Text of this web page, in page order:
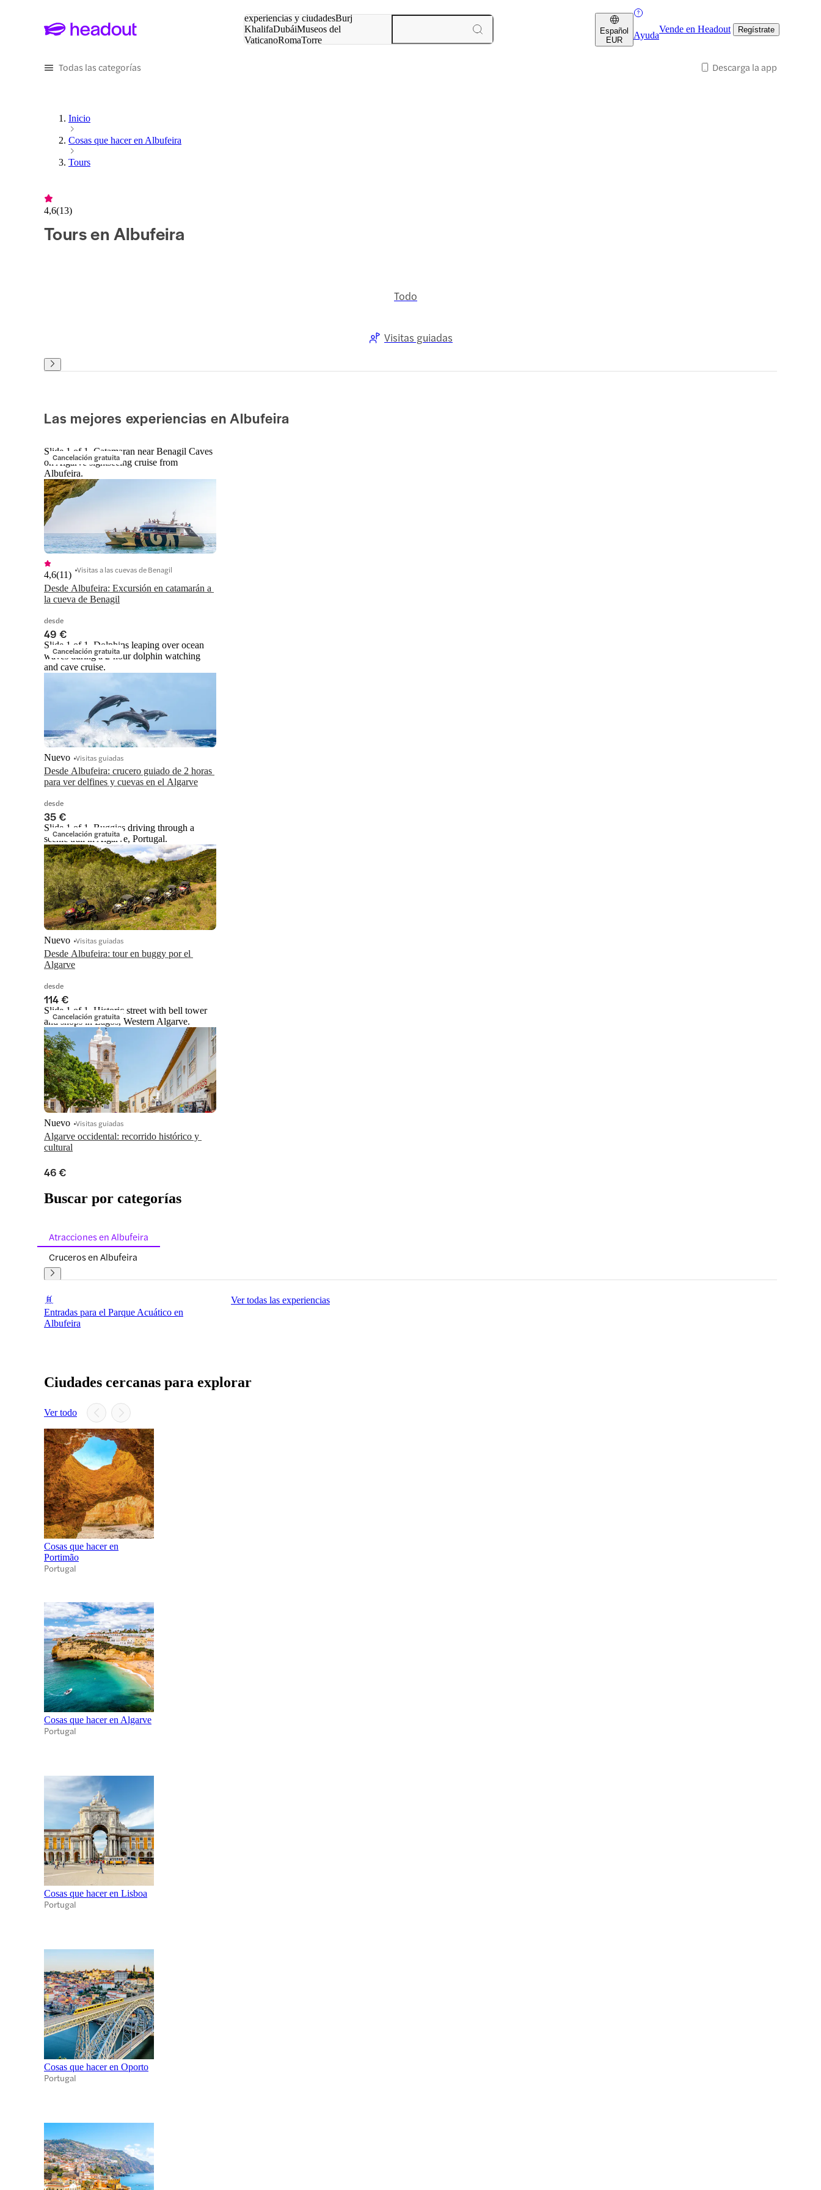
experiencias y ciudadesBurj
KhalifaDubáiMuseos del
VaticanoRomaTorre
Español
EUR
Ayuda
Vende en Headout Regístrate
Todas las categorías Descarga la app
Inicio
Cosas que hacer en Albufeira
Tours
4,6(13)
Tours en Albufeira
Todo
Visitas guiadas
Las mejores experiencias en Albufeira
Cancelación gratuita
Slide 1 of 1, Catamaran near Benagil Caves
on Algarve sightseeing cruise from
Albufeira.
Desde Albufeira: Excursión en catamarán a
la cueva de Benagil
4,6(11) Visitas a las cuevas de Benagil
desde
49 €
Cancelación gratuita
Slide 1 of 1, Dolphins leaping over ocean
waves during a 2-hour dolphin watching
and cave cruise.
Desde Albufeira: crucero guiado de 2 horas
para ver delfines y cuevas en el Algarve
Nuevo Visitas guiadas
desde
35 €
Cancelación gratuita
Slide 1 of 1, Buggies driving through a
scenic trail in Algarve, Portugal.
Desde Albufeira: tour en buggy por el
Algarve
Nuevo Visitas guiadas
desde
114 €
Cancelación gratuita
Slide 1 of 1, Historic street with bell tower
and shops in Lagos, Western Algarve.
Algarve occidental: recorrido histórico y
cultural
Nuevo Visitas guiadas
46 €
Buscar por categorías
Atracciones en Albufeira
Cruceros en Albufeira
Entradas para el Parque Acuático en
Albufeira
Ver todas las experiencias
Ciudades cercanas para explorar
Ver todo
Cosas que hacer en
Portimão
Portugal
Cosas que hacer en Algarve
Portugal
Cosas que hacer en Lisboa
Portugal
Cosas que hacer en Oporto
Portugal